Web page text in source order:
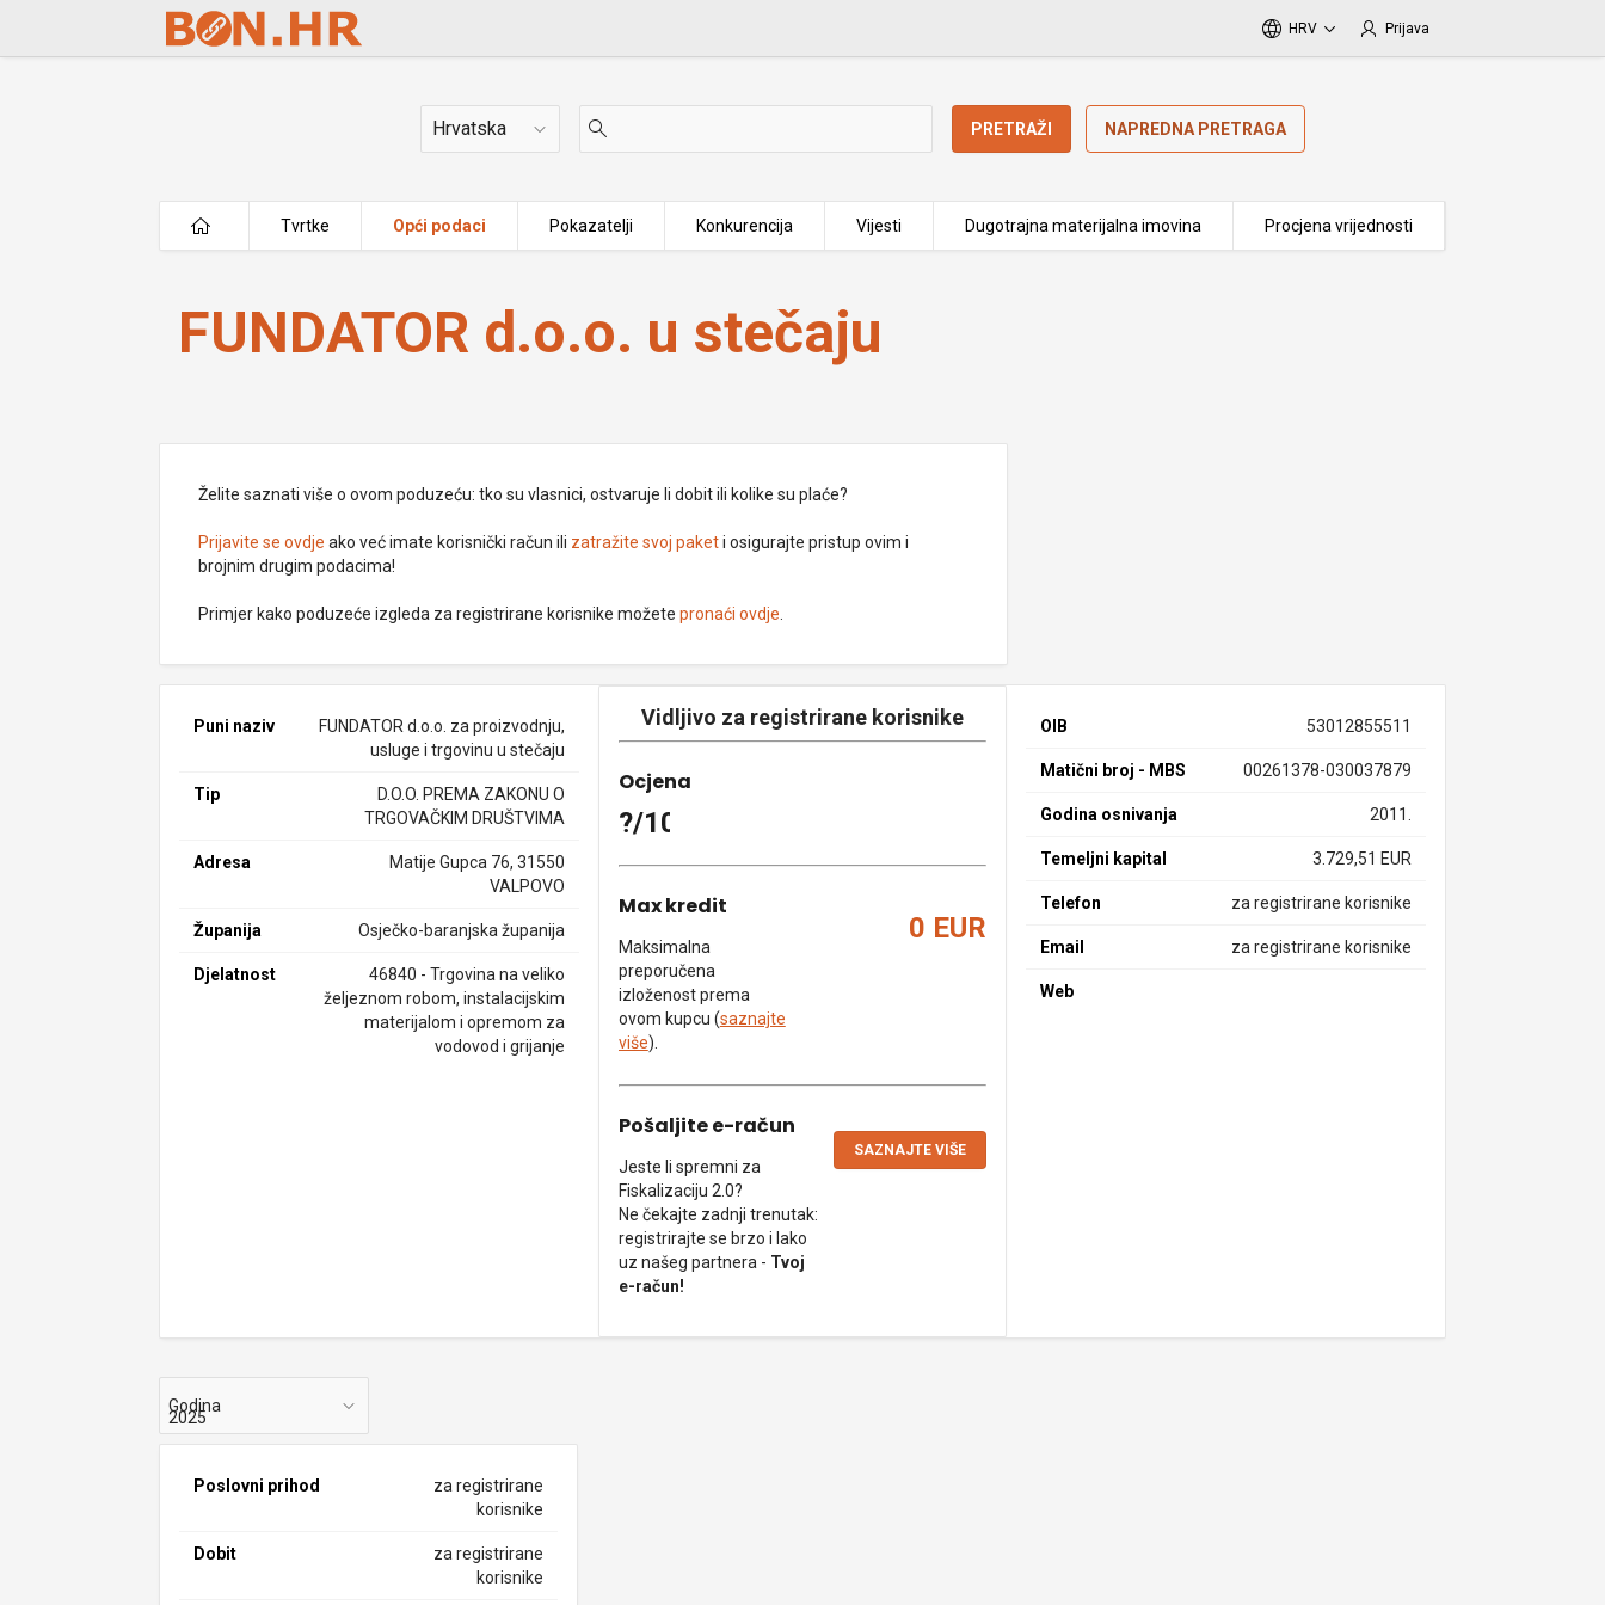
Skip to Main Content
HRV Prijava
Država PRETRAŽI NAPREDNA PRETRAGA
Tvrtke Opći podaci Pokazatelji Konkurencija Vijesti Dugotrajna materijalna imovina Procjena vrijednosti
FUNDATOR d.o.o. u stečaju
FUNDATOR d.o.o. u stečaju
Želite saznati više o ovom poduzeću: tko su vlasnici, ostvaruje li dobit ili kolike su plaće?
Prijavite se ovdje ako već imate korisnički račun ili zatražite svoj paketi osigurajte pristup ovim i
brojnim drugim podacima!
Primjer kako poduzeće izgleda za registrirane korisnike možetepronaći ovdje
Puni naziv
FUNDATOR d.o.o. za proizvodnju,
usluge i trgovinu u stečaju
Tip
D.O.O. PREMA ZAKONU O
TRGOVAČKIM DRUŠTVIMA
Adresa
Matije Gupca 76, 31550
VALPOVO
Županija Osječko-baranjska županija
Djelatnost
46840 - Trgovina na veliko
željeznom robom, instalacijskim
materijalom i opremom za
vodovod i grijanje
Vidljivo za registrirane korisnike
Ocjena
?/10
Max kredit
Maksimalna
preporučena
izloženost prema
ovom kupcu (saznajte
više).
0 EUR
Pošaljite e-račun
Jeste li spremni za
Fiskalizaciju 2.0?
Ne čekajte zadnji trenutak:
registrirajte se brzo i lako
uz našeg partnera - Tvoj
e-račun!
SAZNAJTE VIŠE
OIB 53012855511
Matični broj - MBS 00261378-030037879
Godina osnivanja 2011.
Temeljni kapital 3.729,51 EUR
Telefon za registrirane korisnike
Email za registrirane korisnike
Web
Godina
Poslovni prihod
za registrirane
korisnike
Dobit
za registrirane
korisnike